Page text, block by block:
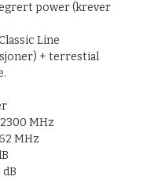
power (krever
Line
+ terrestial
MHz
MHz